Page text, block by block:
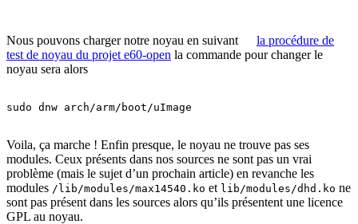
Nous pouvons charger notre noyau en suivant
la procédure de
test de noyau du projet e60-open la commande pour changer le
noyau sera alors
sudo dnw arch/arm/boot/uImage
Voila, ça marche ! Enfin presque, le noyau ne trouve pas ses
modules. Ceux présents dans nos sources ne sont pas un vrai
problème (mais le sujet d’un prochain article) en revanche les
modules /lib/modules/max14540.ko et lib/modules/dhd.ko ne
sont pas présent dans les sources alors qu’ils présentent une licence
GPL au noyau.